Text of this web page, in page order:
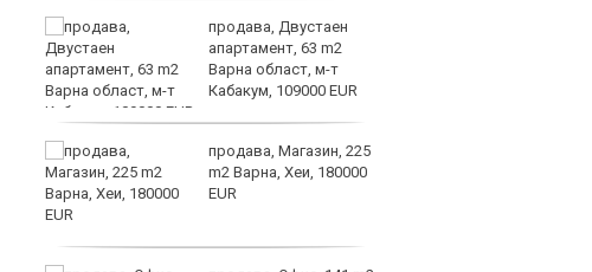
продава, Двустаен
апартамент, 63 m2
Варна област, м-т
Кабакум, 109000 EUR
продава, Магазин, 225
m2 Варна, Хеи, 180000
EUR